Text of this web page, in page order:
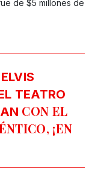
de $5 millones de
TEATRO
CON EL
¡EN